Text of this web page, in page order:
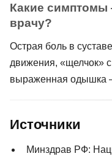
Какие симптомы
врачу?
Острая боль в
движения, «щелчок»
выраженная одышка
Источники
Минздрав РФ: